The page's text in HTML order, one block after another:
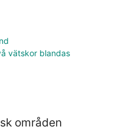
vätskor blandas
områden